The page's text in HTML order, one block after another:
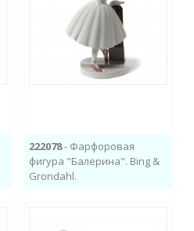
222078- Фарфоровая
фигура "Балерина". Bing &
Grondahl.